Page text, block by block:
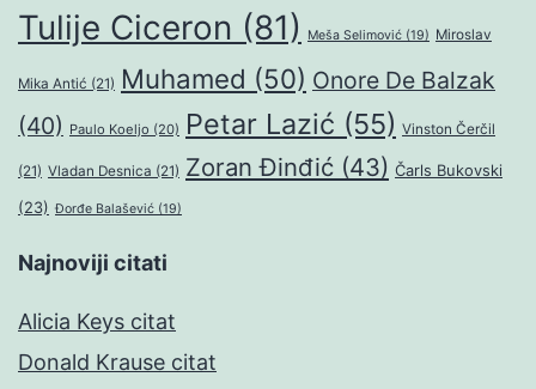
Tulije Ciceron (81) Meša Selimović (19) Miroslav
Mika Antić (21) Muhamed (50) Onore De Balzak
(40) Paulo Koeljo (20) Petar Lazić (55) Vinston Čerčil
(21) Vladan Desnica (21) Zoran Đinđić (43) Čarls Bukovski
(23) Đorđe Balašević (19)
Najnoviji citati
Alicia Keys citat
Donald Krause citat